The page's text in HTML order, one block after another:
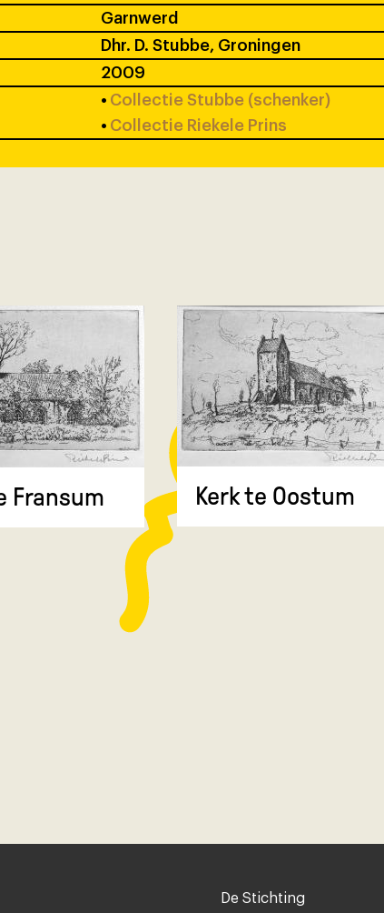
Garnwerd
Dhr. D. Stubbe, Groningen
2009
• Collectie Stubbe (schenker)
• Collectie Riekele Prins
Fransum Kerk te Oostum
Voet
De Stichting